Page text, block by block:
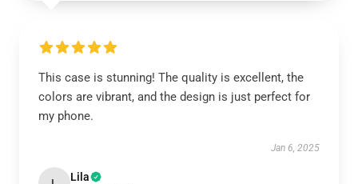
This case is stunning! The quality is excellent, the
colors are vibrant, and the design is just perfect for
my phone.
Jan 6, 2025
Lila